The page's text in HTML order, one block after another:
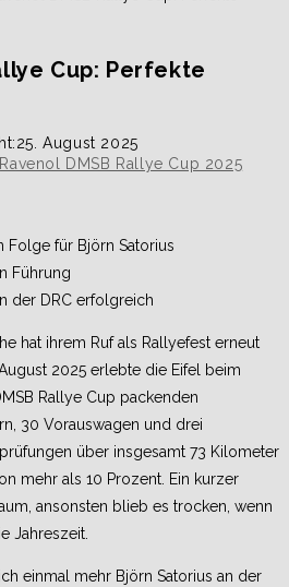
Cup: Perfekte
25. August 2025
Ravenol DMSB Rallye Cup 2025
Folge für Björn Satorius
Führung
der DRC erfolgreich
hat ihrem Ruf als Rallyefest erneut
2025 erlebte die Eifel beim
Rallye Cup packenden
30 Vorauswagen und drei
über insgesamt 73 Kilometer
mehr als 10 Prozent. Ein kurzer
ansonsten blieb es trocken, wenn
Jahreszeit.
einmal mehr Björn Satorius an der